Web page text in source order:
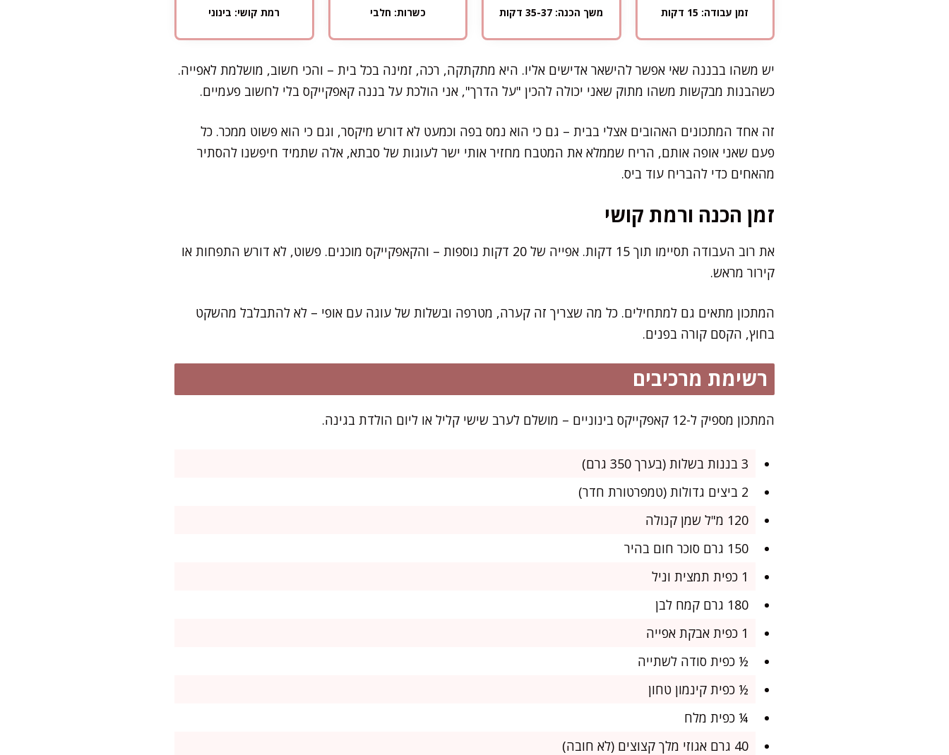
זמן עבודה: 15 דקות משך הכנה: 35-37 דקות כשרות: חלבי רמת קושי: בינוני
יש משהו בבננה שאי אפשר להישאר אדישים אליו. היא מתקתקה, רכה, זמינה בכל בית – והכי חשוב, מושלמת לאפייה.
כשהבנות מבקשות משהו מתוק שאני יכולה להכין "על הדרך", אני הולכת על בננה קאפקייקס בלי לחשוב פעמיים.
זה אחד המתכונים האהובים אצלי בבית – גם כי הוא נמס בפה וכמעט לא דורש מיקסר, וגם כי הוא פשוט ממכר. כל
פעם שאני אופה אותם, הריח שממלא את המטבח מחזיר אותי ישר לעוגות של סבתא, אלה שתמיד חיפשנו להסתיר
מהאחים כדי להבריח עוד ביס.
זמן הכנה ורמת קושי
את רוב העבודה תסיימו תוך 15 דקות. אפייה של 20 דקות נוספות – והקאפקייקס מוכנים. פשוט, לא דורש התפחות או
קירור מראש.
המתכון מתאים גם למתחילים. כל מה שצריך זה קערה, מטרפה ובשלות של עוגה עם אופי – לא להתבלבל מהשקט
בחוץ, הקסם קורה בפנים.
רשימת מרכיבים
המתכון מספיק ל-12 קאפקייקס בינוניים – מושלם לערב שישי קליל או ליום הולדת בגינה.
3 בננות בשלות (בערך 350 גרם)
2 ביצים גדולות (טמפרטורת חדר)
120 מ"ל שמן קנולה
150 גרם סוכר חום בהיר
1 כפית תמצית וניל
180 גרם קמח לבן
1 כפית אבקת אפייה
½ כפית סודה לשתייה
½ כפית קינמון טחון
¼ כפית מלח
40 גרם אגוזי מלך קצוצים (לא חובה)